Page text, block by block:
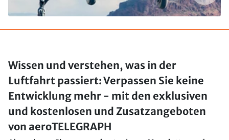
Wissen und verstehen, was in der
Luftfahrt passiert: Verpassen Sie keine
Entwicklung mehr - mit den exklusiven
und kostenlosen und Zusatzangeboten
von aeroTELEGRAPH